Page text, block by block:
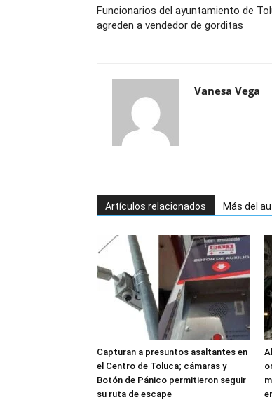
Funcionarios del ayuntamiento de
agreden a vendedor de gorditas
Vanesa Vega
Artículos relacionados Más del
Capturan a presuntos asaltantes en
el Centro de Toluca; cámaras y
Botón de Pánico permitieron seguir
su ruta de escape